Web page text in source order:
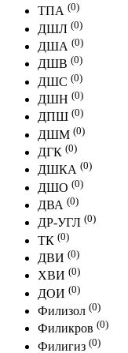
ТПА (0)
ДШЛ (0)
ДША (0)
ДШВ (0)
ДШС (0)
ДШН (0)
ДПШ (0)
ДШМ (0)
ДГК (0)
ДШКА (0)
ДШО (0)
ДВА (0)
ДР-УГЛ (0)
ТК (0)
ДВИ (0)
ХВИ (0)
ДОИ (0)
Филизол (0)
Филикров (0)
Филигиз (0)